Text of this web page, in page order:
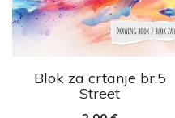
Blok za crtanje br.5
Street